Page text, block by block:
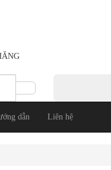
dẫn Liên hệ